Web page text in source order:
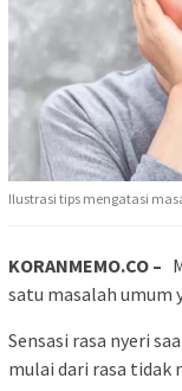
Ilustrasi tips mengatasi
KORANMEMO.CO –
satu masalah umum
Sensasi rasa nyeri
mulai dari rasa tidak